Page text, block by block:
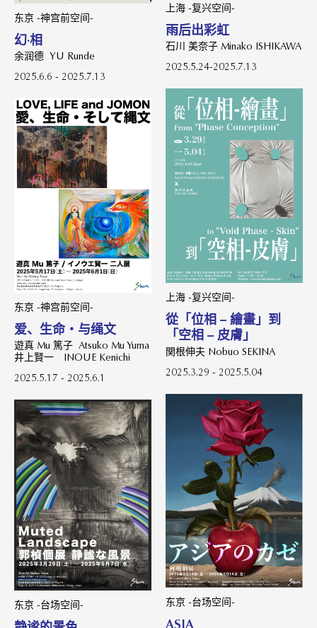
东京 -神宫前空间-
幻·相
余润德 YU Runde
2025.6.6 - 2025.7.13
上海 -复兴空间-
雨后出彩虹
石川 美奈子 Minako ISHIKAWA
2025.5.24-2025.7.13
东京 -神宫前空间-
爱、生命・与绳文
遊真 Mu 篤子 Atsuko Mu Yuma
井上賢一 INOUE Kenichi
2025.5.17 - 2025.6.1
上海 -复兴空间-
從「位相 – 繪畫」到
「空相 – 皮膚」
関根伸夫 Nobuo SEKINA
2025.3.29 - 2025.5.04
东京 -台场空间- 东京 -台场空间-
ASIA